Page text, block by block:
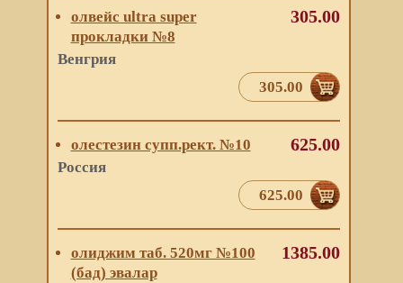
олвейс ultra super
прокладки №8
Венгрия
305.00
305.00
олестезин супп.рект. №10
Россия
625.00
625.00
олиджим таб. 520мг №100
(бад) эвалар
1385.00